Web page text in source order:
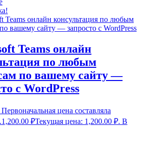
Teams онлайн
по любым
по вашему сайту —
с WordPress
Первоначальная цена составляла
1,200.00 ₽Текущая цена: 1,200.00 ₽. В